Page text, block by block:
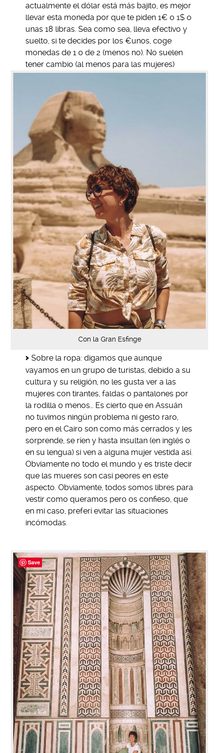
actualmente el dólar está más bajito, es mejor
llevar esta moneda por que te piden 1€ o 1$ o
unas 18 libras. Sea como sea, lleva efectivo y
suelto, si te decides por los €unos, coge
monedas de 1 o de 2 (menos no). No suelen
tener cambio (al menos para las mujeres)
Con la Gran Esfinge
Sobre la ropa: digamos que aunque
vayamos en un grupo de turistas, debido a su
cultura y su religión, no les gusta ver a las
mujeres con tirantes, faldas o pantalones por
la rodilla o menos… Es cierto que en Assuán
no tuvimos ningún problema ni gesto raro,
pero en el Cairo son como más cerrados y les
sorprende, se ríen y hasta insultan (en inglés o
en su lengua) si ven a alguna mujer vestida así.
Obviamente no todo el mundo y es triste decir
que las mueres son casi peores en este
aspecto. Obviamente, todos somos libres para
vestir como queramos pero os confieso, que
en mi caso, preferí evitar las situaciones
incómodas.
Save